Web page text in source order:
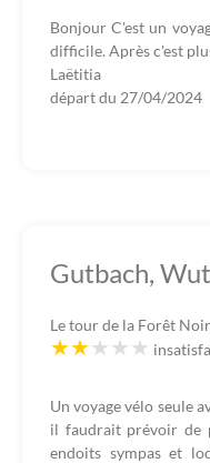
Bonjour C'est un
difficile. Après c'est
Laëtitia
départ du 27/04/2024
Gutbach,
Le tour de la Forêt
Un voyage vélo seule
il faudrait prévoir de
endoits sympas et